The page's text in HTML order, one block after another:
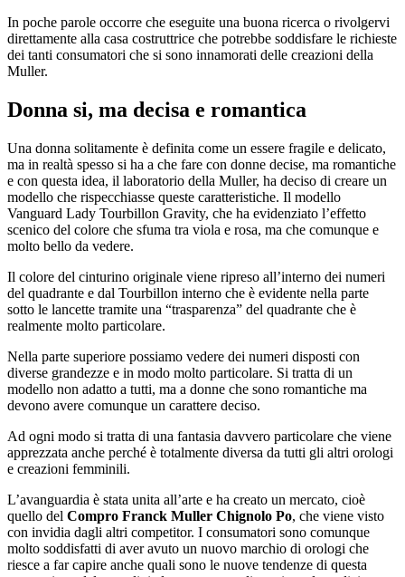
In poche parole occorre che eseguite una buona ricerca o rivolgervi
direttamente alla casa costruttrice che potrebbe soddisfare le richieste
dei tanti consumatori che si sono innamorati delle creazioni della
Muller.
Donna si, ma decisa e romantica
Una donna solitamente è definita come un essere fragile e delicato,
ma in realtà spesso si ha a che fare con donne decise, ma romantiche
e con questa idea, il laboratorio della Muller, ha deciso di creare un
modello che rispecchiasse queste caratteristiche. Il modello
Vanguard Lady Tourbillon Gravity, che ha evidenziato l’effetto
scenico del colore che sfuma tra viola e rosa, ma che comunque e
molto bello da vedere.
Il colore del cinturino originale viene ripreso all’interno dei numeri
del quadrante e dal Tourbillon interno che è evidente nella parte
sotto le lancette tramite una “trasparenza” del quadrante che è
realmente molto particolare.
Nella parte superiore possiamo vedere dei numeri disposti con
diverse grandezze e in modo molto particolare. Si tratta di un
modello non adatto a tutti, ma a donne che sono romantiche ma
devono avere comunque un carattere deciso.
Ad ogni modo si tratta di una fantasia davvero particolare che viene
apprezzata anche perché è totalmente diversa da tutti gli altri orologi
e creazioni femminili.
L’avanguardia è stata unita all’arte e ha creato un mercato, cioè
quello del Compro Franck Muller Chignolo Po, che viene visto
con invidia dagli altri competitor. I consumatori sono comunque
molto soddisfatti di aver avuto un nuovo marchio di orologi che
riesce a far capire anche quali sono le nuove tendenze di questa